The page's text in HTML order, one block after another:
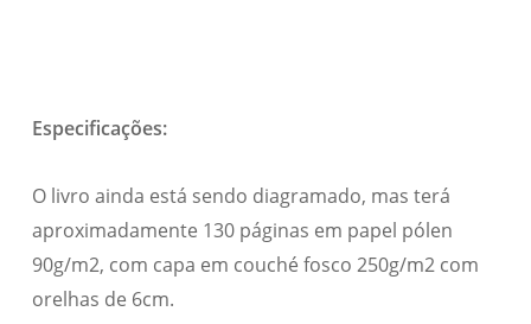
Especificações:
O livro ainda está sendo diagramado, mas terá
aproximadamente 130 páginas em papel pólen
90g/m2, com capa em couché fosco 250g/m2 com
orelhas de 6cm.